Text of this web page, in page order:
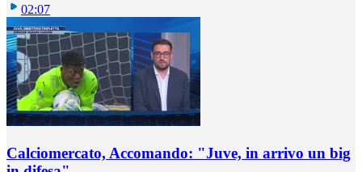
02:07
Calciomercato, Accomando: "Juve, in arrivo un big